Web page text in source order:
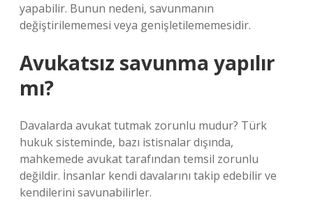
yapabilir. Bunun nedeni, savunmanın
değiştirilememesi veya genişletilememesidir.
Avukatsız savunma yapılır
mı?
Davalarda avukat tutmak zorunlu mudur? Türk
hukuk sisteminde, bazı istisnalar dışında,
mahkemede avukat tarafından temsil zorunlu
değildir. İnsanlar kendi davalarını takip edebilir ve
kendilerini savunabilirler.